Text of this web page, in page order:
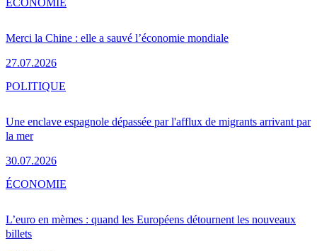
Merci la Chine : elle a sauvé l’économie mondiale
27.07.2026
Une enclave espagnole dépassée par l'afflux de migrants arrivant par
la mer
30.07.2026
POLITIQUE
L’euro en mèmes : quand les Européens détournent les nouveaux
billets
ÉCONOMIE